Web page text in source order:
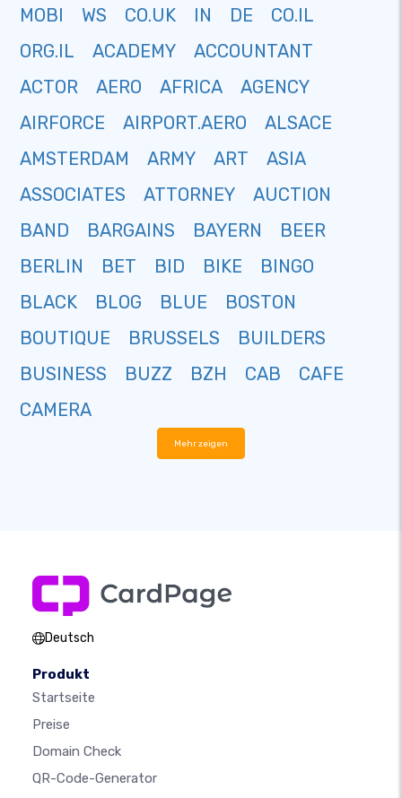
MOBI
WS CO.UK IN DE
CO.IL
ORG.IL
ACADEMY
ACCOUNTANT
ACTOR
AERO AFRICA
AGENCY
AIRFORCE
AIRPORT.AERO
ALSACE
AMSTERDAM
ARMY ART
ASIA
ASSOCIATES
ATTORNEY
AUCTION
BAND
BARGAINS BAYERN
BEER
BERLIN
BET BID BIKE
BINGO
BLACK
BLOG BLUE
BOSTON
BOUTIQUE
BRUSSELS
BUILDERS
BUSINESS
BUZZ BZH CAB
CAFE
CAMERA
Mehr zeigen
Deutsch
Produkt
Startseite
Preise
Domain Check
QR-Code-Generator